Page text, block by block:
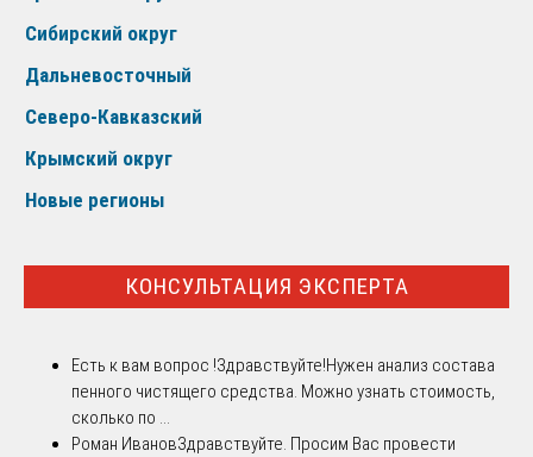
Сибирский округ
Дальневосточный
Северо-Кавказский
Крымский округ
Новые регионы
КОНСУЛЬТАЦИЯ ЭКСПЕРТА
Есть к вам вопрос !Здравствуйте!Нужен анализ состава
пенного чистящего средства. Можно узнать стоимость,
сколько по ...
Роман ИвановЗдравствуйте. Просим Вас провести